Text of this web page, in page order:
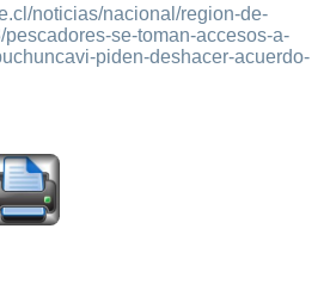
noticias/nacional/region-de-
se-toman-accesos-a-
piden-deshacer-acuerdo-